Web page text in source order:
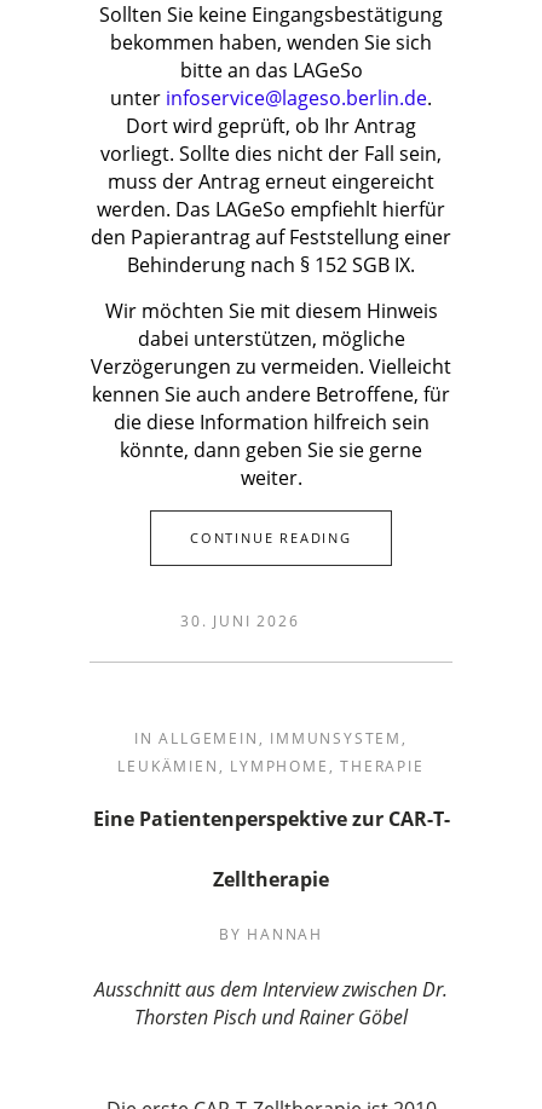
Sollten Sie keine Eingangsbestätigung
bekommen haben, wenden Sie sich
bitte an das LAGeSo
unter infoservice@lageso.berlin.de.
Dort wird geprüft, ob Ihr Antrag
vorliegt. Sollte dies nicht der Fall sein,
muss der Antrag erneut eingereicht
werden. Das LAGeSo empfiehlt hierfür
den Papierantrag auf Feststellung einer
Behinderung nach § 152 SGB IX.
Wir möchten Sie mit diesem Hinweis
dabei unterstützen, mögliche
Verzögerungen zu vermeiden. Vielleicht
kennen Sie auch andere Betroffene, für
die diese Information hilfreich sein
könnte, dann geben Sie sie gerne
weiter.
CONTINUE READING
30. JUNI 2026
IN ALLGEMEIN , IMMUNSYSTEM ,
LEUKÄMIEN , LYMPHOME ,THERAPIE
Eine Patientenperspektive zur CAR-T-
Zelltherapie
BY HANNAH
Ausschnitt aus dem Interview zwischen Dr.
Thorsten Pisch und Rainer Göbel